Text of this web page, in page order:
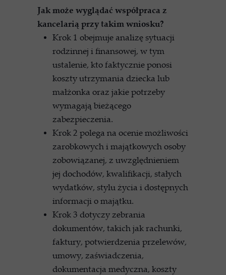
Jak może wyglądać współpraca z
kancelarią przy takim wniosku?
Krok 1 obejmuje analizę sytuacji
rodzinnej i finansowej, w tym
ustalenie, kto faktycznie ponosi
koszty utrzymania dziecka lub
małżonka oraz jakie potrzeby
wymagają bieżącego
zabezpieczenia.
Krok 2 polega na ocenie możliwości
zarobkowych i majątkowych osoby
zobowiązanej, z uwzględnieniem
jej dochodów, kwalifikacji, stałych
wydatków, stylu życia i dostępnych
informacji o majątku.
Krok 3 dotyczy zebrania
dokumentów, takich jak rachunki,
faktury, potwierdzenia przelewów,
umowy, zaświadczenia,
dokumentacja medyczna, koszty